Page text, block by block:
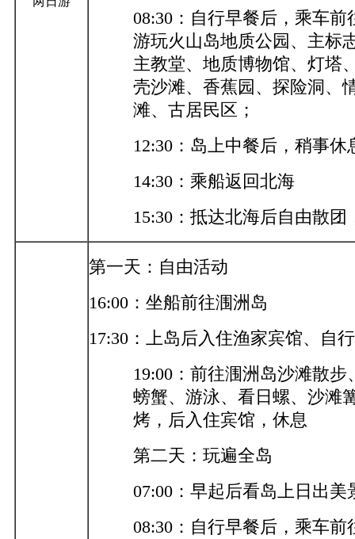
08:30：自行早餐后，乘车
游玩火山岛地质公园、主标
主教堂、地质博物馆、灯塔
壳沙滩、香蕉园、探险洞、
滩、古居民区；
12:30：岛上中餐后，稍事休
14:30：乘船返回北海
15:30：抵达北海后自由散
第一天：自由活动
16:00：坐船前往涠洲岛
17:30：上岛后入住渔家宾馆、自
19:00：前往涠洲岛沙滩散
螃蟹、游泳、看日螺、沙滩
烤，后入住宾馆，休息
第二天：玩遍全岛
07:00：早起后看岛上日出
08:30：自行早餐后，乘车